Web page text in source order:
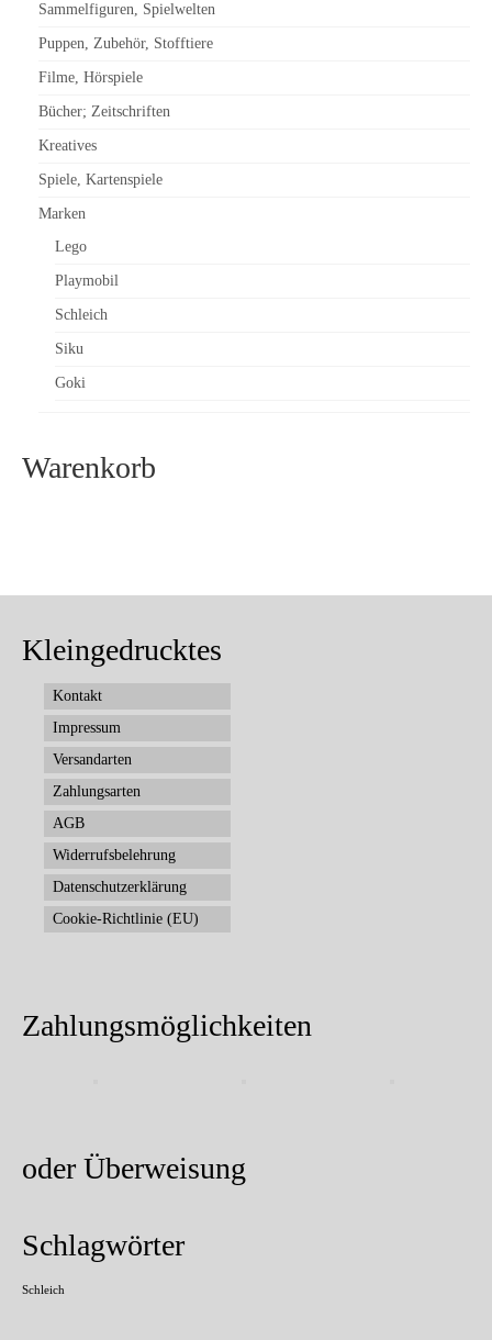
Sammelfiguren, Spielwelten
Puppen, Zubehör, Stofftiere
Filme, Hörspiele
Bücher; Zeitschriften
Kreatives
Spiele, Kartenspiele
Marken
Lego
Playmobil
Schleich
Siku
Goki
Warenkorb
Kleingedrucktes
Kontakt
Impressum
Versandarten
Zahlungsarten
AGB
Widerrufsbelehrung
Datenschutzerklärung
Cookie-Richtlinie (EU)
Zahlungsmöglichkeiten
oder Überweisung
Schlagwörter
Schleich